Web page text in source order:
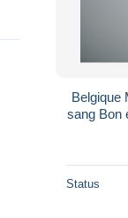
Belgique
sang Bon
Status